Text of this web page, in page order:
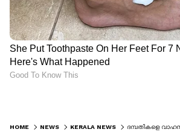
HOME NEWS KERALA NEWS